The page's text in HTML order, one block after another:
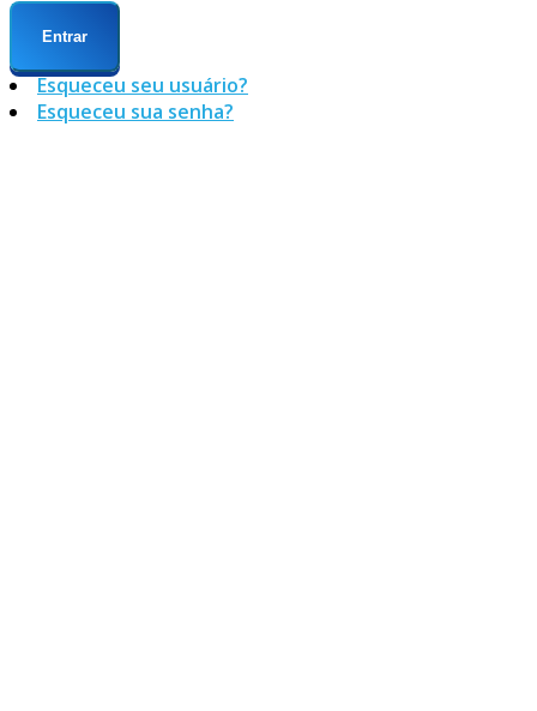
Entrar
Esqueceu seu usuário?
Esqueceu sua senha?